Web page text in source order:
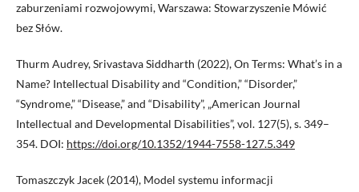
zaburzeniami rozwojowymi, Warszawa: Stowarzyszenie Mówić
bez Słów.
Thurm Audrey, Srivastava Siddharth (2022), On Terms: What’s in a
Name? Intellectual Disability and “Condition,” “Disorder,”
“Syndrome,” “Disease,” and “Disability”, „American Journal
Intellectual and Developmental Disabilities”, vol. 127(5), s. 349–
354. DOI: https://doi.org/10.1352/1944-7558-127.5.349
Tomaszczyk Jacek (2014), Model systemu informacji